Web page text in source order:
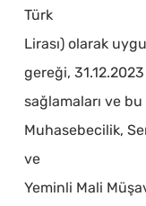
Türk
Lirası) olarak
gereği,
sağlamaları ve
Muhasebecilik,
ve
Yeminli Mali